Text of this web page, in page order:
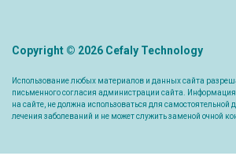
Copyright © 2026 Cefaly Technology
Использование любых материалов и данных сайта
письменного согласия администрации сайта.
на сайте, не должна использоваться для самостоятельной
лечения заболеваний и не может служить заменой очной